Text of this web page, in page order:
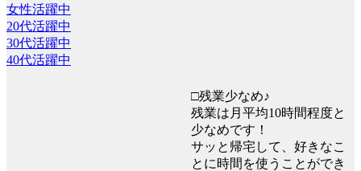
女性活躍中
20代活躍中
30代活躍中
40代活躍中
□残業少なめ♪
残業は月平均10時間程度と
少なめです！
サッと帰宅して、好きなこ
とに時間を使うことができ